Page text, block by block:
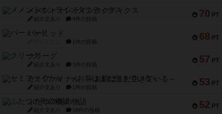
70 PT
メメントオンラインタクティクス
紹介文あり 4件の投稿
68 PT
パーミッド
1件の投稿
57 PT
クリーグ
紹介文あり 1件の投稿
53 PT
セミファイナル ～お前はまだ生きている～
紹介文あり 1件の投稿
52 PT
ふたつの街の物語
紹介文あり 18件の投稿